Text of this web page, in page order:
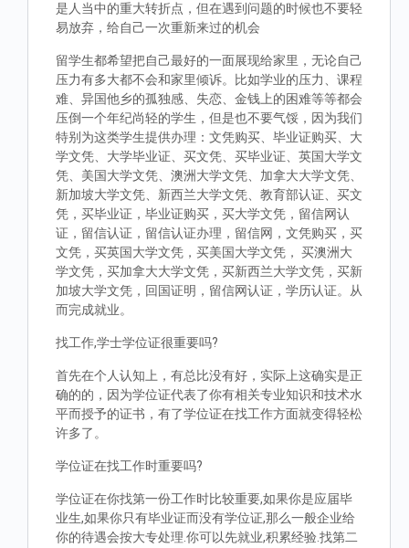
是人当中的重大转折点，但在遇到问题的时候也不要轻
易放弃，给自己一次重新来过的机会
留学生都希望把自己最好的一面展现给家里，无论自己
压力有多大都不会和家里倾诉。比如学业的压力、课程
难、异国他乡的孤独感、失恋、金钱上的困难等等都会
压倒一个年纪尚轻的学生，但是也不要气馁，因为我们
特别为这类学生提供办理：文凭购买、毕业证购买、大
学文凭、大学毕业证、买文凭、买毕业证、英国大学文
凭、美国大学文凭、澳洲大学文凭、加拿大大学文凭、
新加坡大学文凭、新西兰大学文凭、教育部认证、买文
凭，买毕业证，毕业证购买，买大学文凭，留信网认
证，留信认证，留信认证办理，留信网，文凭购买，买
文凭，买英国大学文凭，买美国大学文凭， 买澳洲大
学文凭，买加拿大大学文凭，买新西兰大学文凭，买新
加坡大学文凭，回国证明，留信网认证，学历认证。从
而完成就业。
找工作,学士学位证很重要吗?
首先在个人认知上，有总比没有好，实际上这确实是正
确的的，因为学位证代表了你有相关专业知识和技术水
平而授予的证书，有了学位证在找工作方面就变得轻松
许多了。
学位证在找工作时重要吗?
学位证在你找第一份工作时比较重要,如果你是应届毕
业生,如果你只有毕业证而没有学位证,那么一般企业给
你的待遇会按大专处理.你可以先就业,积累经验.找第二